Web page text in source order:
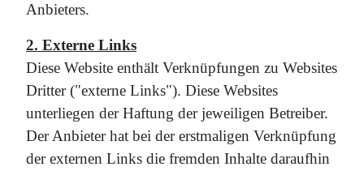
Anbieters.
2. Externe Links
Diese Website enthält Verknüpfungen zu Websites
Dritter ("externe Links"). Diese Websites
unterliegen der Haftung der jeweiligen Betreiber.
Der Anbieter hat bei der erstmaligen Verknüpfung
der externen Links die fremden Inhalte daraufhin